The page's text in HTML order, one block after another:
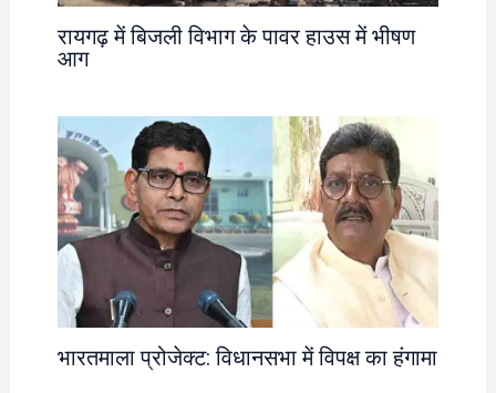
रायगढ़ में बिजली विभाग के पावर हाउस में भीषण
आग
भारतमाला प्रोजेक्ट: विधानसभा में विपक्ष का हंगामा